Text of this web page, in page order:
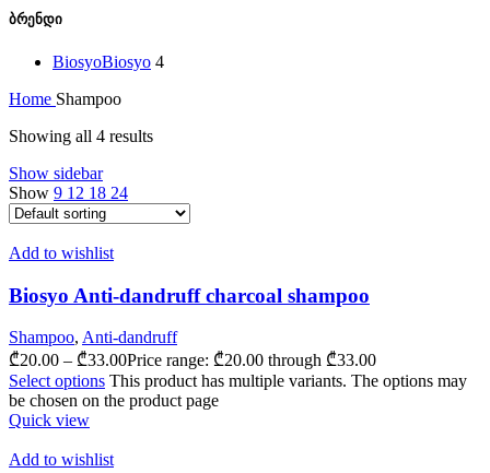
ბრენდი
BiosyoBiosyo 4
Home Shampoo
Showing all 4 results
Show sidebar
Show 9 12 18 24
Add to wishlist
Biosyo Anti-dandruff charcoal shampoo
Shampoo, Anti-dandruff
₾20.00 – ₾33.00Price range: ₾20.00 through ₾33.00
Select options This product has multiple variants. The options may
be chosen on the product page
Quick view
Add to wishlist